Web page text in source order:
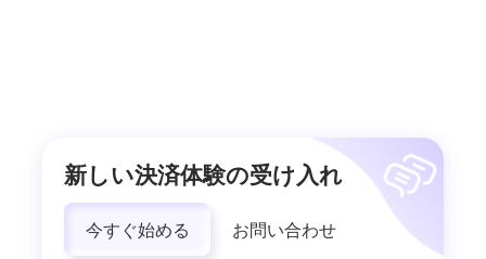
新しい決済体験の受け入れ
今すぐ始める お問い合わせ